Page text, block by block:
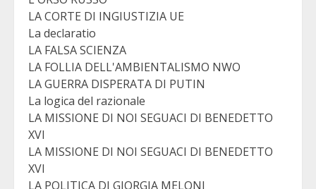
LA CORTE DI INGIUSTIZIA UE
La declaratio
LA FALSA SCIENZA
LA FOLLIA DELL'AMBIENTALISMO NWO
LA GUERRA DISPERATA DI PUTIN
La logica del razionale
LA MISSIONE DI NOI SEGUACI DI BENEDETTO
XVI
LA MISSIONE DI NOI SEGUACI DI BENEDETTO
XVI
LA POLITICA DI GIORGIA MELONI